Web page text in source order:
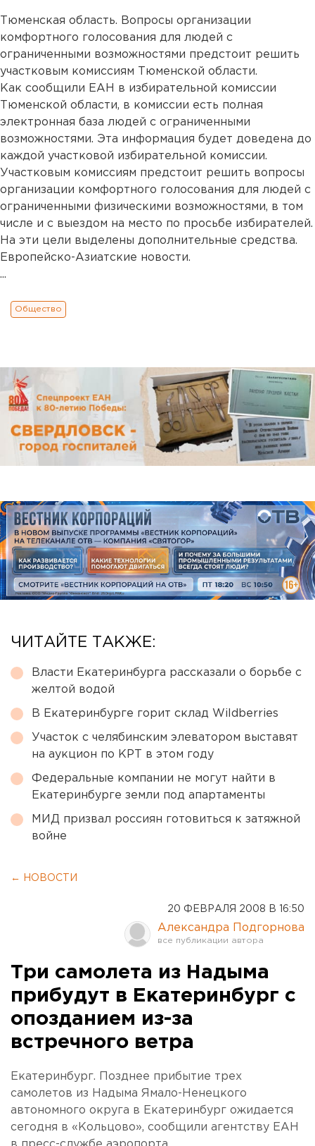
Тюменская область. Вопросы организации
комфортного голосования для людей с
ограниченными возможностями предстоит решить
участковым комиссиям Тюменской области.
Как сообщили ЕАН в избирательной комиссии
Тюменской области, в комиссии есть полная
электронная база людей с ограниченными
возможностями. Эта информация будет доведена до
каждой участковой избирательной комиссии.
Участковым комиссиям предстоит решить вопросы
организации комфортного голосования для людей с
ограниченными физическими возможностями, в том
числе и с выездом на место по просьбе избирателей.
На эти цели выделены дополнительные средства.
Европейско-Азиатские новости.
...
Общество
ЧИТАЙТЕ ТАКЖЕ:
Власти Екатеринбурга рассказали о борьбе с
желтой водой
В Екатеринбурге горит склад Wildberries
Участок с челябинским элеватором выставят
на аукцион по КРТ в этом году
Федеральные компании не могут найти в
Екатеринбурге земли под апартаменты
МИД призвал россиян готовиться к затяжной
войне
← НОВОСТИ
20 ФЕВРАЛЯ 2008 В 16:50
Александра Подгорнова
Три самолета из Надыма
прибудут в Екатеринбург с
опозданием из-за
встречного ветра
Екатеринбург. Позднее прибытие трех
самолетов из Надыма Ямало-Ненецкого
автономного округа в Екатеринбург ожидается
сегодня в «Кольцово», сообщили агентству ЕАН